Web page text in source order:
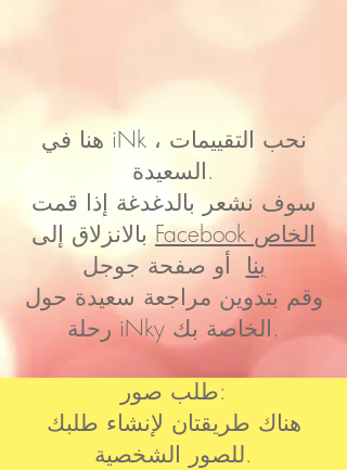
هنا في iNk ، نحب التقييمات
السعيدة.
سوف نشعر بالدغدغة إذا قمت
بالانزلاق إلىFacebook الخاص
بنا أو صفحة جوجل
وقم بتدوين مراجعة سعيدة حول
رحلة iNky الخاصة بك.
طلب صور:
هناك طريقتان لإنشاء طلبك
للصور الشخصية.